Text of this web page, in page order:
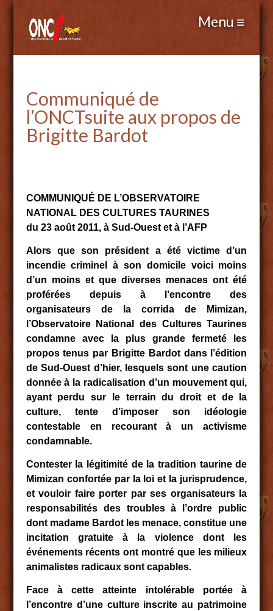
Communiqué de
l’ONCTsuite aux propos de
Brigitte Bardot
COMMUNIQUÉ DE L’OBSERVATOIRE
NATIONAL DES CULTURES TAURINES
du 23 août 2011, à Sud-Ouest et à l’AFP
Alors que son président a été victime d’un
incendie criminel à son domicile voici moins
d’un moins et que diverses menaces ont été
proférées depuis à l’encontre des
organisateurs de la corrida de Mimizan,
l’Observatoire National des Cultures Taurines
condamne avec la plus grande fermeté les
propos tenus par Brigitte Bardot dans l’édition
de Sud-Ouest d’hier, lesquels sont une caution
donnée à la radicalisation d’un mouvement qui,
ayant perdu sur le terrain du droit et de la
culture, tente d’imposer son idéologie
contestable en recourant à un activisme
condamnable.
Contester la légitimité de la tradition taurine de
Mimizan confortée par la loi et la jurisprudence,
et vouloir faire porter par ses organisateurs la
responsabilités des troubles à l’ordre public
dont madame Bardot les menace, constitue une
incitation gratuite à la violence dont les
événements récents ont montré que les milieux
animalistes radicaux sont capables.
Face à cette atteinte intolérable portée à
l’encontre d’une culture inscrite au patrimoine